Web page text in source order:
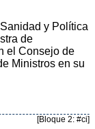
y Política
de
el Consejo de
Ministros en su
[Bloque 2: #ci]